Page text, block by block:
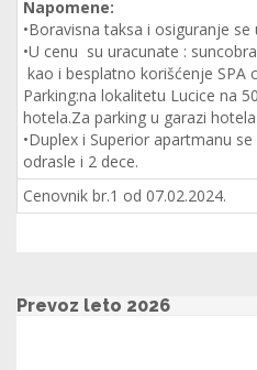
Napomene:
•Boravisna taksa i osiguranje se
•U cenu su uracunate :
kao i besplatno korišćenje
Parking:na lokalitetu Lucice na
hotela.Za parking u garazi
•Duplex i Superior apartmanu
odrasle i 2 dece.
Cenovnik br.1 od 07.02.2024.
Prevoz leto 2026